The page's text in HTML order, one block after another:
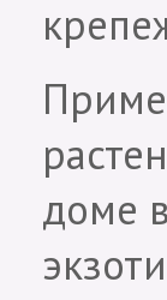
доме